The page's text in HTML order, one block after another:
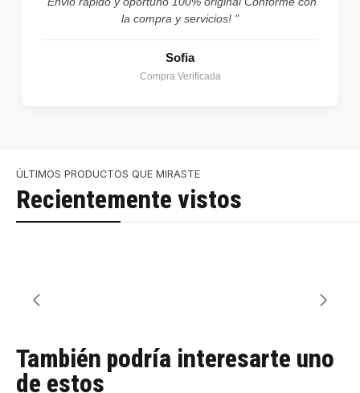
la compra y servicios! "
Sofia
Compra Verificada
ÚLTIMOS PRODUCTOS QUE MIRASTE
Recientemente vistos
También podría interesarte uno
de estos